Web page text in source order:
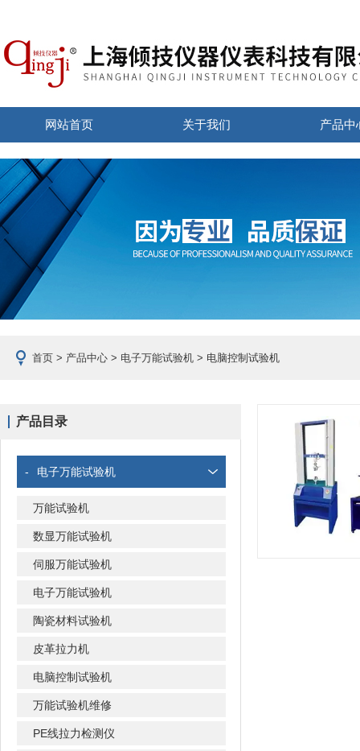
网站首页 关于我们 产品中
首页 > 产品中心 > 电子万能试验机 > 电脑控制试验机
产品目录
- 电子万能试验机
万能试验机
数显万能试验机
伺服万能试验机
电子万能试验机
陶瓷材料试验机
皮革拉力机
电脑控制试验机
万能试验机维修
PE线拉力检测仪